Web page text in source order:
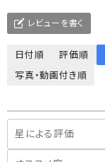
レビューを書く
日付順 評価順
写真・動画付き順